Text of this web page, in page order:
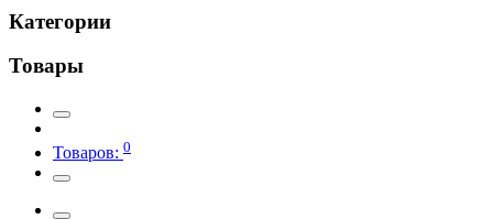
Категории
Товары
Товаров: 0